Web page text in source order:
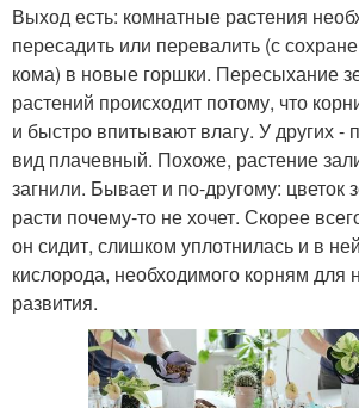
Выход есть: комнатные растения
пересадить или перевалить (с
кома) в новые горшки. Пересыхание
растений происходит потому, что
и быстро впитывают влагу. У других -
вид плачевный. Похоже, растение
загнили. Бывает и по-другому: цветок
расти почему-то не хочет. Скорее
он сидит, слишком уплотнилась и в
кислорода, необходимого корням для
развития.